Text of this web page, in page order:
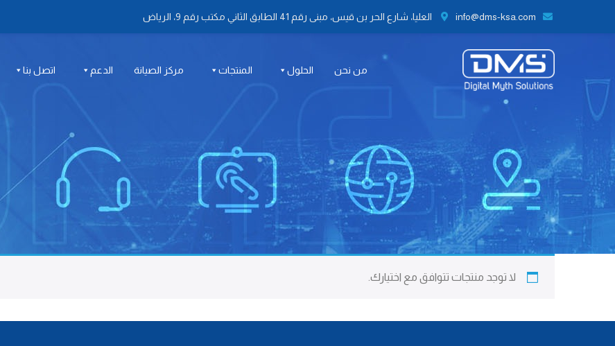
info@dms-ksa.com العليا، شارع الحر بن قيس، مبنى رقم 41 الطابق الثاني مكتب رقم 9، الرياض
من نحن الحلول المنتجات مركز الصيانة الدعم اتصل بنا
لا توجد منتجات تتوافق مع اختيارك.